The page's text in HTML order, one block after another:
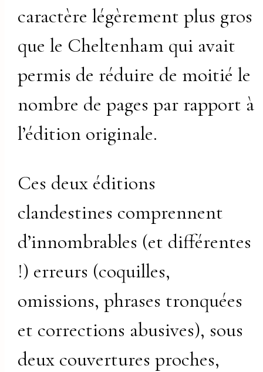
caractère légèrement plus gros
que le Cheltenham qui avait
permis de réduire de moitié le
nombre de pages par rapport à
l’édition originale.
Ces deux éditions
clandestines comprennent
d’innombrables (et différentes
!) erreurs (coquilles,
omissions, phrases tronquées
et corrections abusives), sous
deux couvertures proches,